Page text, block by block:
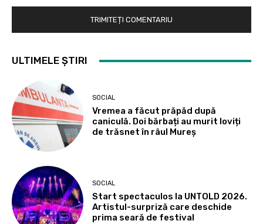
ULTIMELE ȘTIRI
SOCIAL
Vremea a făcut prăpăd după
caniculă. Doi bărbați au murit loviți
de trăsnet în râul Mureș
SOCIAL
Start spectaculos la UNTOLD 2026.
Artistul-surpriză care deschide
prima seară de festival